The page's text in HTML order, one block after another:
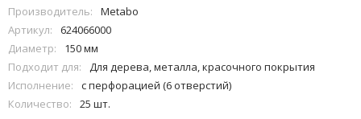
Производитель:
Metabo
Артикул:
624066000
Диаметр:
150 мм
Подходит для:
Для дерева, металла, красочного покрытия
Исполнение:
с перфорацией (6 отверстий)
Количество:
25 шт.